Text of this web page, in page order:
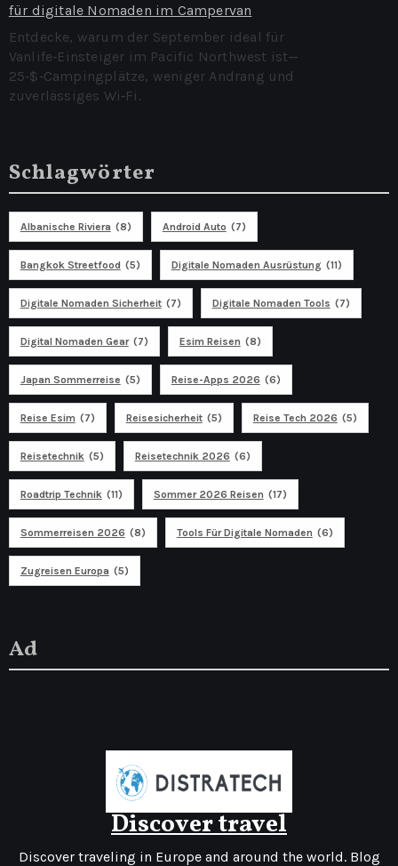
für digitale Nomaden im Campervan
Entdecke, warum der September ideal für
Vanlife‑Einsteiger im Pacific Northwest ist—
25‑$‑Campingplätze, weniger Andrang und
zuverlässiges Wi‑Fi.
Schlagwörter
Albanische Riviera (8) Android Auto (7)
Bangkok Streetfood (5) Digitale Nomaden Ausrüstung (11)
Digitale Nomaden Sicherheit (7) Digitale Nomaden Tools (7)
Digital Nomaden Gear (7) Esim Reisen (8)
Japan Sommerreise (5) Reise-Apps 2026 (6)
Reise Esim (7) Reisesicherheit (5) Reise Tech 2026 (5)
Reisetechnik (5) Reisetechnik 2026 (6)
Roadtrip Technik (11) Sommer 2026 Reisen (17)
Sommerreisen 2026 (8) Tools Für Digitale Nomaden (6)
Zugreisen Europa (5)
Ad
Discover travel
Discover traveling in Europe and around the world. Blog